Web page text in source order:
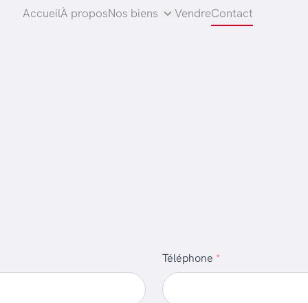
AccueilÀ proposNos biens VendreContact
Téléphone *